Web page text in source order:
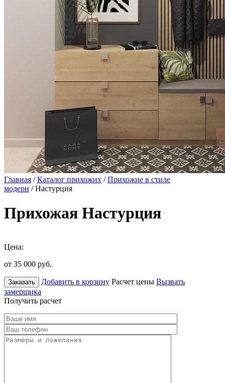
Главная /Каталог прихожих /Прихожие в стиле
модерн / Настурция
Прихожая Настурция
Цена:
от 35 000 руб.
Заказать Добавить в корзину Расчет цены Вызвать
замерщика
Получить расчет